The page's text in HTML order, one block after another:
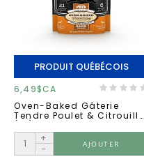
PRODUIT QUÉBÉCOIS
6,49$CA
Oven-Baked Gâterie
Tendre Poulet & Citrouille
+
-
AJOUTER